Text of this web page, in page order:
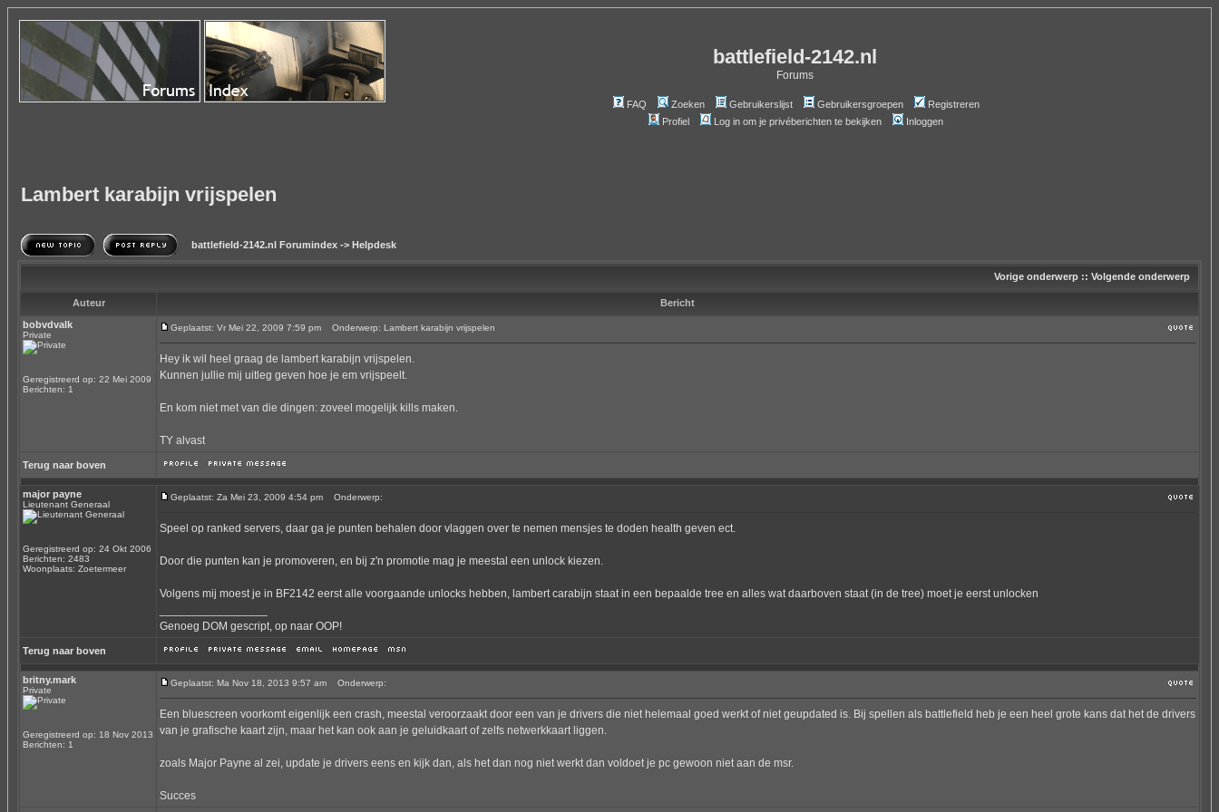
battlefield-2142.nl
Forums
FAQ Zoeken Gebruikerslijst Gebruikersgroepen
Registreren
Profiel
Log in om je privéberichten te bekijken Inloggen
Lambert karabijn vrijspelen
battlefield-2142.nl Forumindex -> Helpdesk
Vorige onderwerp :: Volgende onderwerp
Auteur
Bericht
bobvdvalk
Private
Geregistreerd op: 22 Mei 2009
Berichten: 1
Geplaatst: Vr Mei 22, 2009 7:59 pm Onderwerp: Lambert karabijn vrijspelen
Hey ik wil heel graag de lambert karabijn vrijspelen.
Kunnen jullie mij uitleg geven hoe je em vrijspeelt.
En kom niet met van die dingen: zoveel mogelijk kills maken.
TY alvast
Terug naar boven
major payne
Lieutenant Generaal
Geregistreerd op: 24 Okt 2006
Berichten: 2483
Woonplaats: Zoetermeer
Geplaatst: Za Mei 23, 2009 4:54 pm Onderwerp:
Speel op ranked servers, daar ga je punten behalen door vlaggen over te nemen mensjes te doden health geven ect.
Door die punten kan je promoveren, en bij z'n promotie mag je meestal een unlock kiezen.
Volgens mij moest je in BF2142 eerst alle voorgaande unlocks hebben, lambert carabijn staat in een bepaalde tree en alles wat daarboven staat (in de tree) moet je eerst unlocken
Genoeg DOM gescript, op naar OOP!
Terug naar boven
britny.mark
Private
Geregistreerd op: 18 Nov 2013
Berichten: 1
Geplaatst: Ma Nov 18, 2013 9:57 am Onderwerp:
Een bluescreen voorkomt eigenlijk een crash, meestal veroorzaakt door een van je drivers die niet helemaal goed werkt of niet geupdated is. Bij spellen als battlefield heb je een heel grote kans dat het de drivers
van je grafische kaart zijn, maar het kan ook aan je geluidkaart of zelfs netwerkkaart liggen.
zoals Major Payne al zei, update je drivers eens en kijk dan, als het dan nog niet werkt dan voldoet je pc gewoon niet aan de msr.
Succes